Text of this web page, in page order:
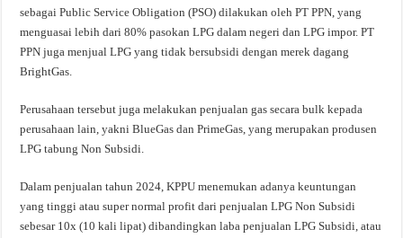
sebagai Public Service Obligation (PSO) dilakukan oleh PT PPN, yang
menguasai lebih dari 80% pasokan LPG dalam negeri dan LPG impor. PT
PPN juga menjual LPG yang tidak bersubsidi dengan merek dagang
BrightGas.
Perusahaan tersebut juga melakukan penjualan gas secara bulk kepada
perusahaan lain, yakni BlueGas dan PrimeGas, yang merupakan produsen
LPG tabung Non Subsidi.
Dalam penjualan tahun 2024, KPPU menemukan adanya keuntungan
yang tinggi atau super normal profit dari penjualan LPG Non Subsidi
sebesar 10x (10 kali lipat) dibandingkan laba penjualan LPG Subsidi, atau